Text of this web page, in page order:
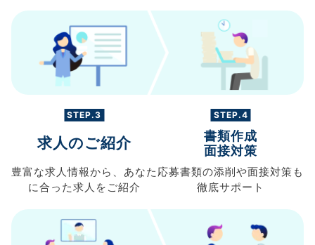
STEP.3
求人のご紹介
豊富な求人情報から、 あなた
に合った求人を ご紹介
STEP.4
書類作成
面接対策
応募書類の添削や面接対策も
徹底サポート